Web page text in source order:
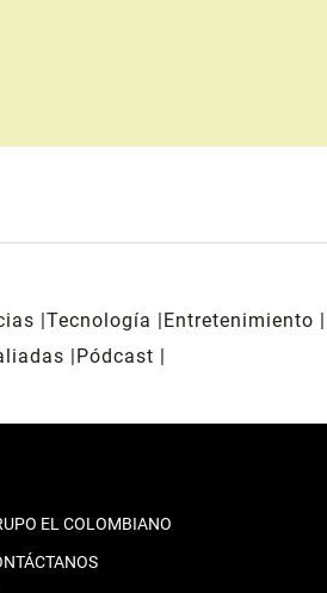
Tecnología Entretenimiento
Pódcast
EL COLOMBIANO